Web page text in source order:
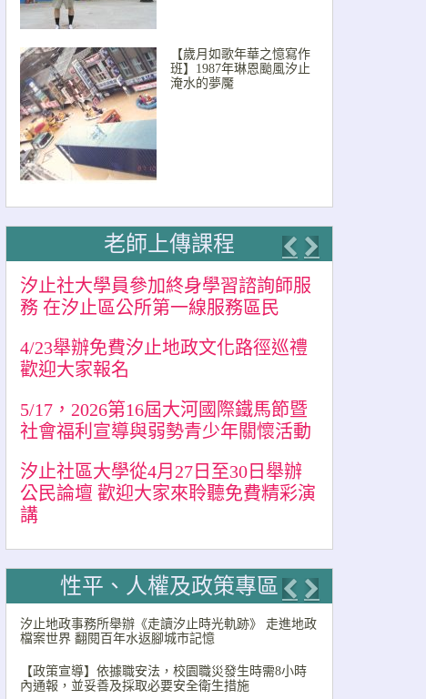
【歲月如歌年華之憶寫作
班】1987年琳恩颱風汐止
淹水的夢魘
老師上傳課程
Previous
Next
汐止社大學員參加終身學習諮詢師服
務 在汐止區公所第一線服務區民
4/23舉辦免費汐止地政文化路徑巡禮
歡迎大家報名
5/17，2026第16屆大河國際鐵馬節暨
社會福利宣導與弱勢青少年關懷活動
汐止社區大學從4月27日至30日舉辦
公民論壇 歡迎大家來聆聽免費精彩演
講
性平、人權及政策專區
Previous
Next
汐止地政事務所舉辦《走讀汐止時光軌跡》 走進地政
檔案世界 翻閱百年水返腳城市記憶
【政策宣導】依據職安法，校園職災發生時需8小時
內通報，並妥善及採取必要安全衛生措施